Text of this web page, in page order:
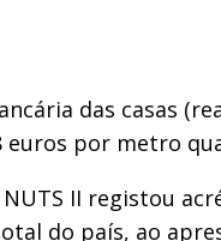
das casas
euros por metro
II registou
do país, ao